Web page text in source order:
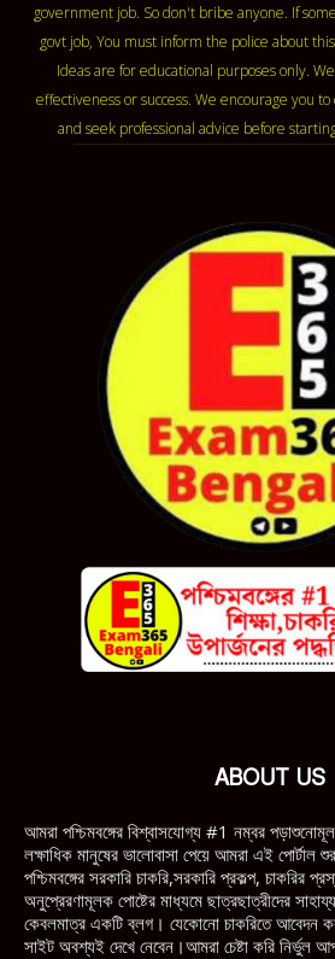
government job. So don't bribe anyone. If
govt job, You must inform the police about
Ideas are for educational purposes only.
effectiveness or success. We encourage you
and seek professional advice before
ABOUT US
আমরা পশ্চিমবঙ্গের বিশ্বাসযোগ্য #1 নম্বর
লক্ষাধিক মানুষের ভালোবাসা পেয়ে আমরা এই
পশ্চিমবঙ্গের সরকারি চাকরি,সরকারি প্রকল্প,
অনুপ্রেরণামূলক পোষ্টের মাধ্যমে ছাত্রছাত্রীদের
কেবলমাত্র একটি ব্লগ। যেকোনো চাকরিতে আবেদন
সাইট অবশ্যই দেখে নেবেন।আমরা চেষ্টা করি নির্ভুল